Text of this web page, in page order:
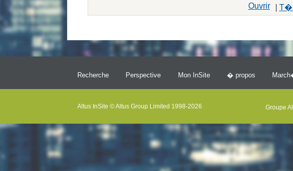
Ouvrir
Recherche Perspective Mon InSite � propos
Altus InSite © Altus Group Limited 1998-2026 Groupe